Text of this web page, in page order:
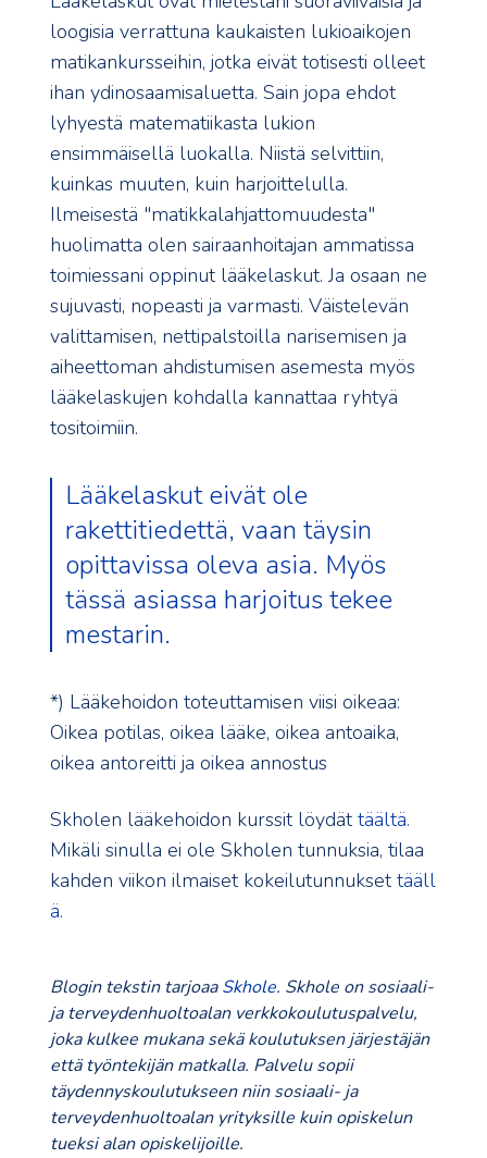
loogisia verrattuna kaukaisten lukioaikojen
matikankursseihin, jotka eivät totisesti olleet
ihan ydinosaamisaluetta. Sain jopa ehdot
lyhyestä matematiikasta lukion
ensimmäisellä luokalla. Niistä selvittiin,
kuinkas muuten, kuin harjoittelulla.
Ilmeisestä "matikkalahjattomuudesta"
huolimatta olen sairaanhoitajan ammatissa
toimiessani oppinut lääkelaskut. Ja osaan ne
sujuvasti, nopeasti ja varmasti. Väistelevän
valittamisen, nettipalstoilla narisemisen ja
aiheettoman ahdistumisen asemesta myös
lääkelaskujen kohdalla kannattaa ryhtyä
tositoimiin.
Lääkelaskut eivät ole
rakettitiedettä, vaan täysin
opittavissa oleva asia. Myös
tässä asiassa harjoitus tekee
mestarin.
*) Lääkehoidon toteuttamisen viisi oikeaa:
Oikea potilas, oikea lääke, oikea antoaika,
oikea antoreitti ja oikea annostus
Skholen lääkehoidon kurssit löydättäältä.
Mikäli sinulla ei ole Skholen tunnuksia, tilaa
kahden viikon ilmaiset kokeilutunnuksettääll
ä.
Blogin tekstin tarjoaaSkhole. Skhole on sosiaali-
ja terveydenhuoltoalan verkkokoulutuspalvelu,
joka kulkee mukana sekä koulutuksen järjestäjän
että työntekijän matkalla. Palvelu sopii
täydennyskoulutukseen niin sosiaali- ja
terveydenhuoltoalan yrityksille kuin opiskelun
tueksi alan opiskelijoille.